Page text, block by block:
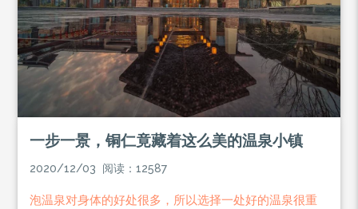
一步一景，铜仁竟藏着这么美的温泉小镇
2020/12/03 阅读：12587
泡温泉对身体的好处很多，所以选择一处好的温泉很重